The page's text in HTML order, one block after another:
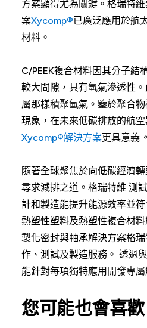
方案顯得尤為關鍵。格瑞特
案Xycomp®已廣泛應用於航
材料。
C/PEEK複合材料因其分子結
較大間隙，具有氫氣滲透性
屬那樣積聚氫氣。鑒於聚合
現象，在未來低碳排放的航空
Xycomp®解決方案更具意義 。
隨著全球聚焦於向低碳經濟
尋求減排之道。格瑞特維 測
計和製造能提升能源效率並
熱塑性塑料及熱塑性複合材
製化密封與軸承解決方案格
作、測試及製造服務。 透過
能針對每項獨特應用開發專屬
您可能也會喜歡